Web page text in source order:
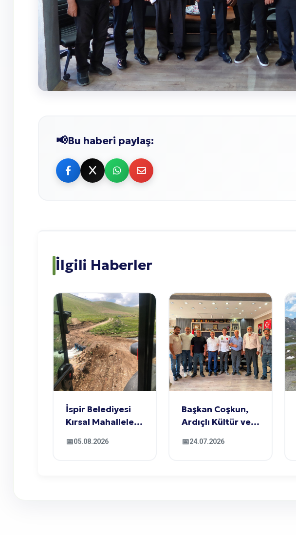
Bu haberi paylaş:
İlgili Haberler
İspir Belediyesi
Kırsal Mahallelere
Götürmeye
05.08.2026
Başkan Coşkun,
Ardıçlı Kültür ve
Derneğinin
24.07.2026